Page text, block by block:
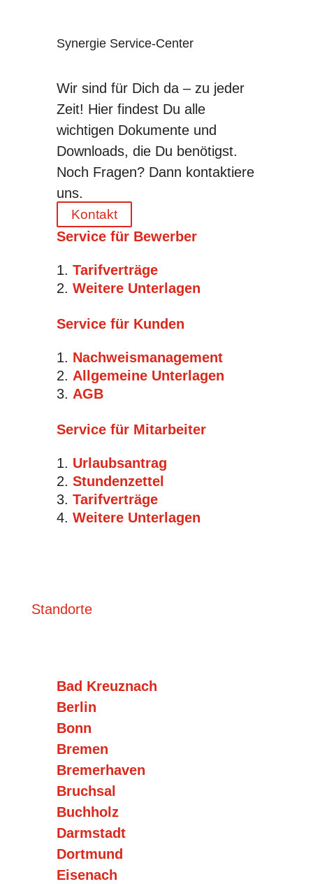
Synergie Service-Center
Wir sind für Dich da – zu jeder
Zeit! Hier findest Du alle
wichtigen Dokumente und
Downloads, die Du benötigst.
Noch Fragen? Dann kontaktiere
uns.
Kontakt
Service für Bewerber
Tarifverträge
Weitere Unterlagen
Service für Kunden
Nachweismanagement
Allgemeine Unterlagen
AGB
Service für Mitarbeiter
Urlaubsantrag
Stundenzettel
Tarifverträge
Weitere Unterlagen
Standorte
Bad Kreuznach
Berlin
Bonn
Bremen
Bremerhaven
Bruchsal
Buchholz
Darmstadt
Dortmund
Eisenach